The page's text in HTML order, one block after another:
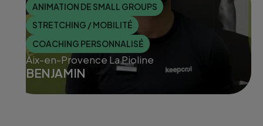
ANIMATION DE SMALL GROUPS
STRETCHING / MOBILITÉ
COACHING PERSONNALISÉ
Aix-en-Provence La Pioline
BENJAMIN